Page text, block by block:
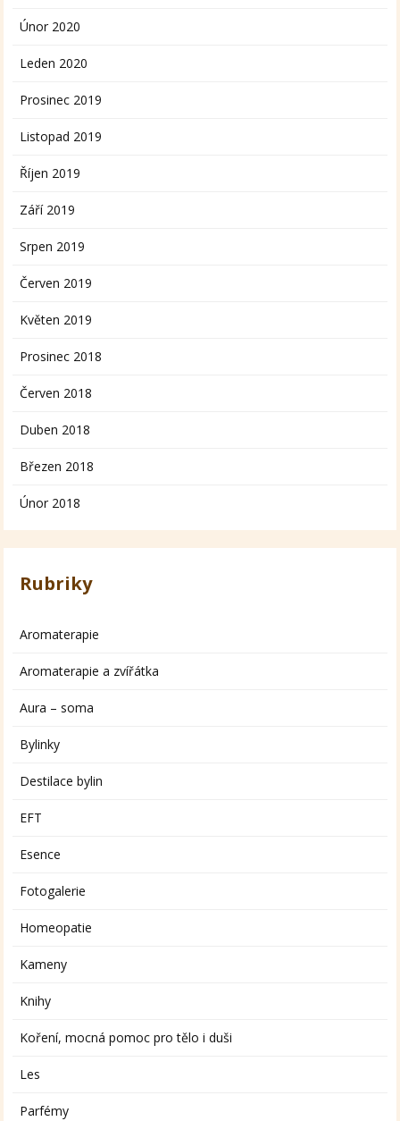
Únor 2020
Leden 2020
Prosinec 2019
Listopad 2019
Říjen 2019
Září 2019
Srpen 2019
Červen 2019
Květen 2019
Prosinec 2018
Červen 2018
Duben 2018
Březen 2018
Únor 2018
Rubriky
Aromaterapie
Aromaterapie a zvířátka
Aura – soma
Bylinky
Destilace bylin
EFT
Esence
Fotogalerie
Homeopatie
Kameny
Knihy
Koření, mocná pomoc pro tělo i duši
Les
Parfémy